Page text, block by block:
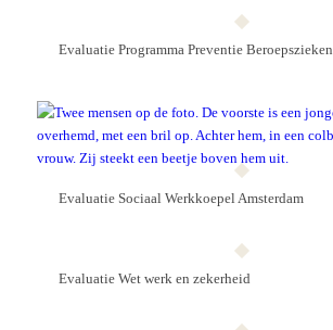
Evaluatie Programma Preven­tie Beroeps­zieken
Evaluatie Sociaal Werkkoepel Amsterdam
Evaluatie Wet werk en zekerheid